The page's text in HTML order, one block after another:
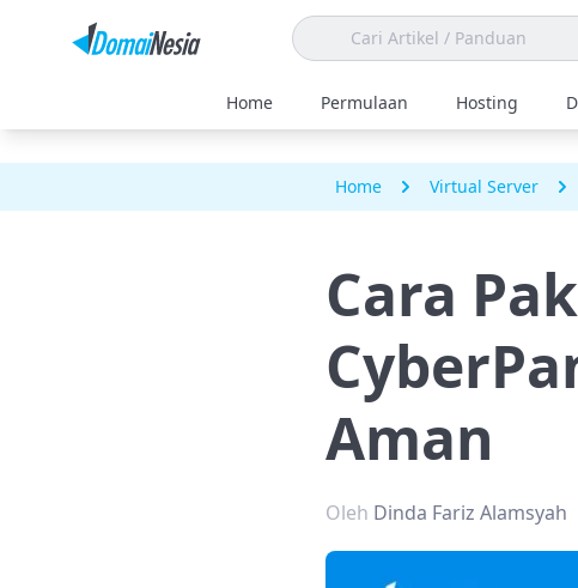
Home Permulaan Hosting
Home Virtual Server
Cara
Aman
Oleh Dinda Fariz Alamsyah